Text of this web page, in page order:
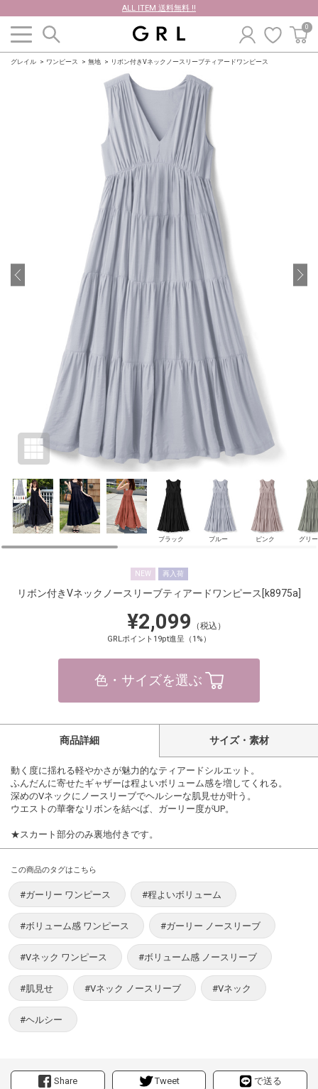
ALL ITEM 送料無料 !!
0
グレイル ワンピース 無地 リボン付きVネックノースリーブティアードワンピース
ブラック ブルー ピンク グリ
NEW 再入荷
リボン付きVネックノースリーブティアードワンピース [k8975a]
¥2,099 （税込）
GRLポイント19pt進呈（1%）
色・サイズを選ぶ
Share Tweet で送る
商品詳細 サイズ・素材
動く度に揺れる軽やかさが魅力的なティアードシルエット。
ふんだんに寄せたギャザーは程よいボリューム感を増してくれる。
深めのVネックにノースリーブでヘルシーな肌見せが叶う。
ウエストの華奢なリボンを結べば、ガーリー度がUP。
★スカート部分のみ裏地付きです。
この商品のタグはこちら
#ガーリー ワンピース #程よいボリューム
#ボリューム感 ワンピース #ガーリー ノースリーブ
#Vネック ワンピース #ボリューム感 ノースリーブ
#肌見せ #Vネック ノースリーブ #Vネック
#ヘルシー